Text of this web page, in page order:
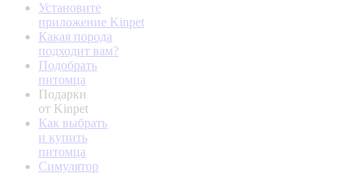
Установите
приложение Kinpet
Какая порода
подходит вам?
Подобрать
питомца
Подарки
от Kinpet
Как выбрать
и купить
питомца
Симулятор